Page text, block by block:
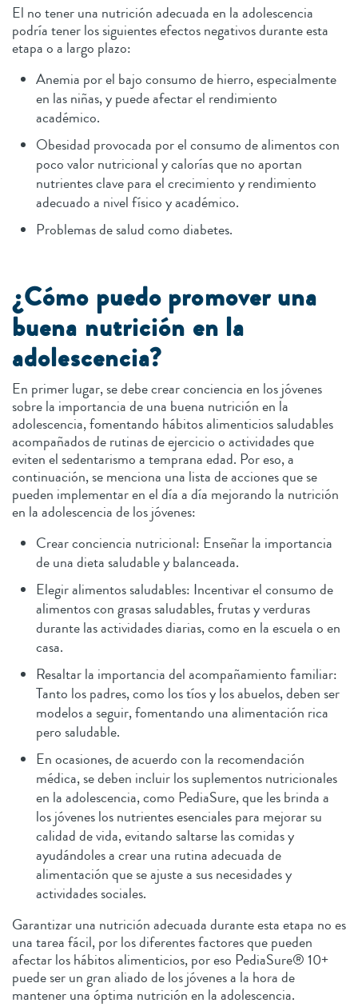
El no tener una nutrición adecuada en la adolescencia
podría tener los siguientes efectos negativos durante esta
etapa o a largo plazo:
Anemia por el bajo consumo de hierro, especialmente
en las niñas, y puede afectar el rendimiento
académico.
Obesidad provocada por el consumo de alimentos con
poco valor nutricional y calorías que no aportan
nutrientes clave para el crecimiento y rendimiento
adecuado a nivel físico y académico.
Problemas de salud como diabetes.
¿Cómo puedo promover una
buena nutrición en la
adolescencia?
En primer lugar, se debe crear conciencia en los jóvenes
sobre la importancia de una buena nutrición en la
adolescencia, fomentando hábitos alimenticios saludables
acompañados de rutinas de ejercicio o actividades que
eviten el sedentarismo a temprana edad. Por eso, a
continuación, se menciona una lista de acciones que se
pueden implementar en el día a día mejorando la nutrición
en la adolescencia de los jóvenes:
Crear conciencia nutricional: Enseñar la importancia
de una dieta saludable y balanceada.
Elegir alimentos saludables: Incentivar el consumo de
alimentos con grasas saludables, frutas y verduras
durante las actividades diarias, como en la escuela o en
casa.
Resaltar la importancia del acompañamiento familiar:
Tanto los padres, como los tíos y los abuelos, deben ser
modelos a seguir, fomentando una alimentación rica
pero saludable.
En ocasiones, de acuerdo con la recomendación
médica, se deben incluir los suplementos nutricionales
en la adolescencia, como PediaSure, que les brinda a
los jóvenes los nutrientes esenciales para mejorar su
calidad de vida, evitando saltarse las comidas y
ayudándoles a crear una rutina adecuada de
alimentación que se ajuste a sus necesidades y
actividades sociales.
Garantizar una nutrición adecuada durante esta etapa no es
una tarea fácil, por los diferentes factores que pueden
afectar los hábitos alimenticios, por eso PediaSure® 10+
puede ser un gran aliado de los jóvenes a la hora de
mantener una óptima nutrición en la adolescencia.